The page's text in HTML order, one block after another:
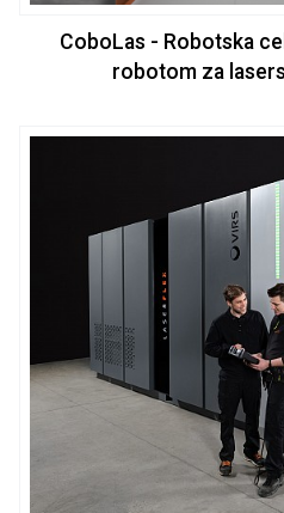
CoboLas - Robotska
robotom za